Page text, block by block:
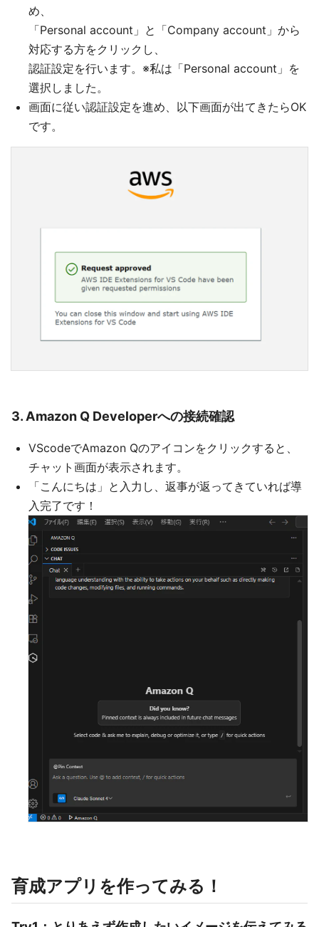
め、
「Personal account」と「Company account」から
対応する方をクリックし、
認証設定を行います。※私は「Personal account」を
選択しました。
画面に従い認証設定を進め、以下画面が出てきたらOK
です。
3. Amazon Q Developerへの接続確認
VScodeでAmazon Qのアイコンをクリックすると、
チャット画面が表示されます。
「こんにちは」と入力し、返事が返ってきていれば導
入完了です！
育成アプリを作ってみる！